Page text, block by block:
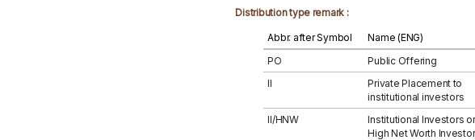
Distribution type remark :
Abbr. after Symbol Name (ENG)
PO
Public Offering
II
Private Placement to
institutional investors
II/HNW
Institutional Investors or
High Net Worth